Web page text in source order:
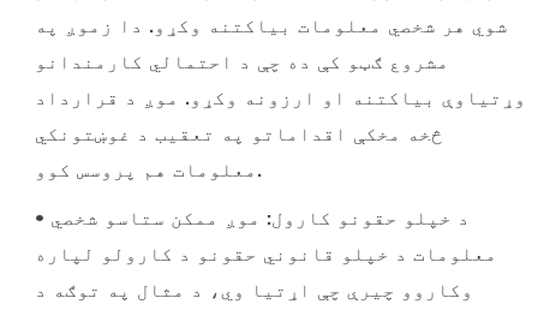
شوي هر شخصي معلومات بیاکتنه وکړو. دا زموږ په
مشروع ګټو کې ده چې د احتمالي کارمندانو
وړتیاوې بیاکتنه او ارزونه وکړو. موږ د قرارداد
څخه مخکې اقداماتو په تعقیب د غوښتونکي
معلومات هم پروسس کوو.
• د خپلو حقونو کارول: موږ ممکن ستاسو شخصي
معلومات د خپلو قانوني حقونو د کارولو لپاره
وکاروو چیرې چې اړتیا وي، د مثال په توګه د